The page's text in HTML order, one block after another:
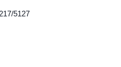
5127